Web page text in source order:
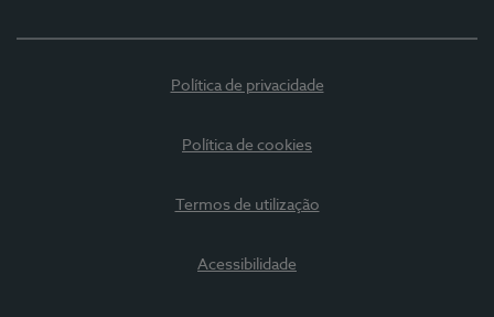
Política de privacidade
Política de cookies
Termos de utilização
Acessibilidade